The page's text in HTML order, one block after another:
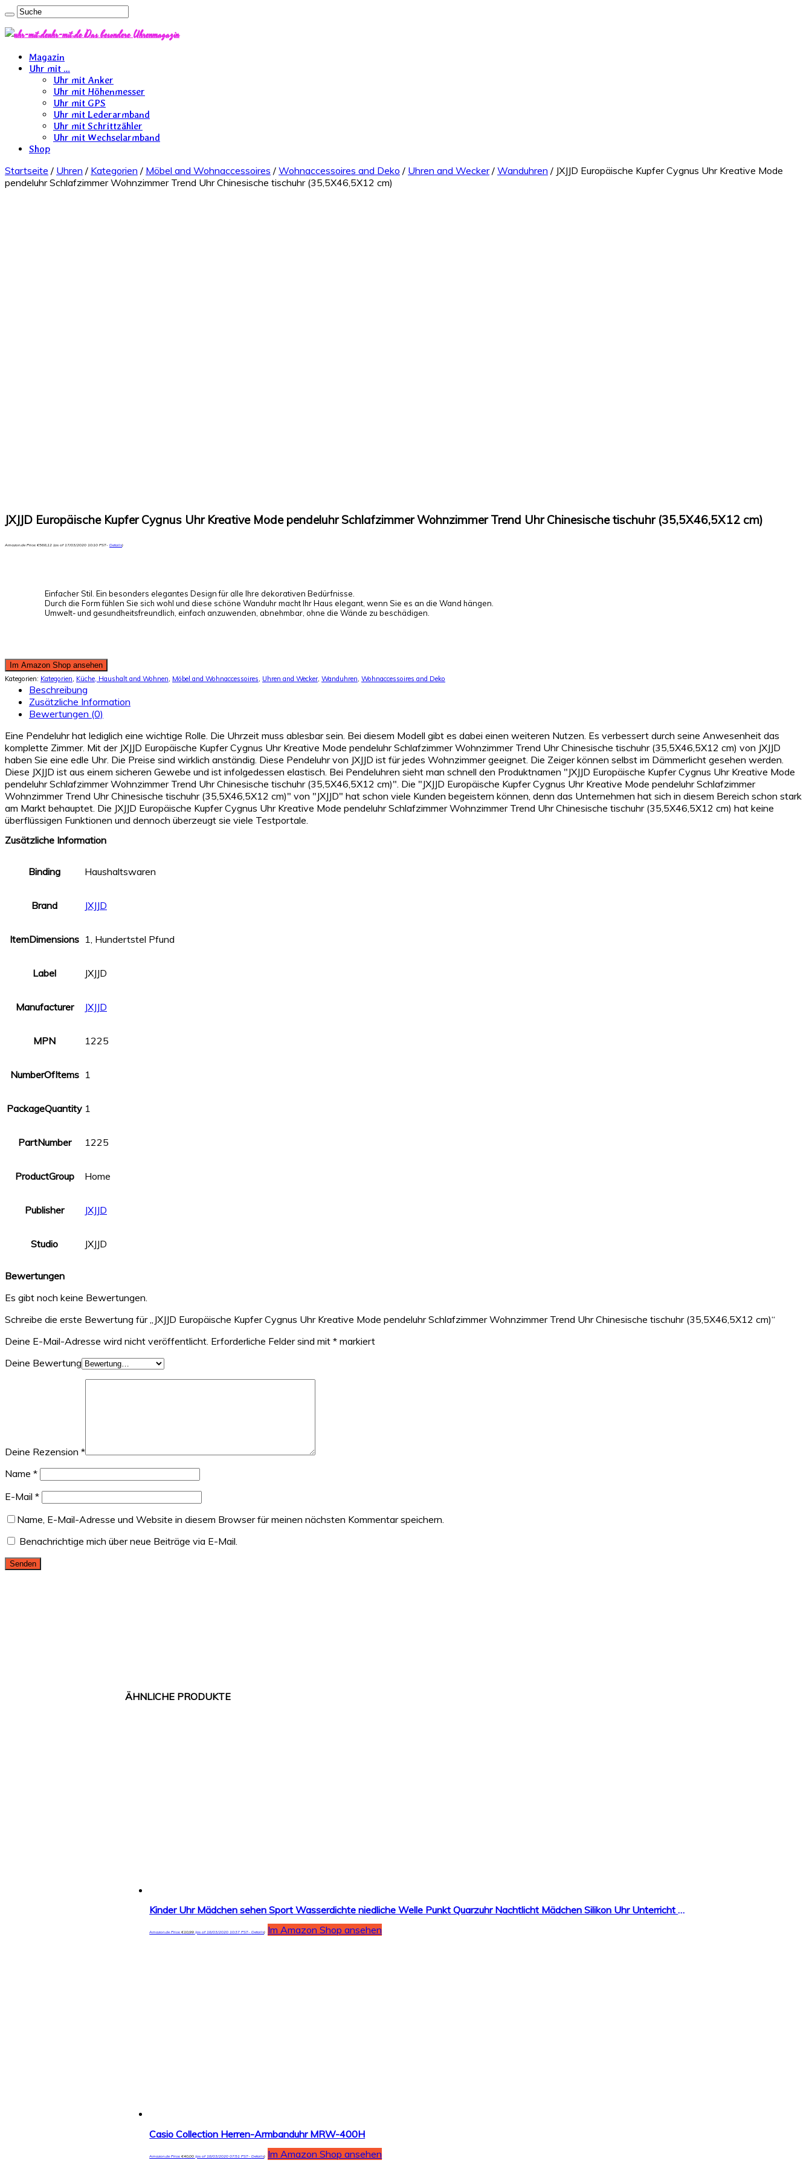
uhr-mit.de Das besondere Uhrenmagazin
Magazin
Uhr mit …
Uhr mit Anker
Uhr mit Höhenmesser
Uhr mit GPS
Uhr mit Lederarmband
Uhr mit Schrittzähler
Uhr mit Wechselarmband
Shop
Startseite / Uhren / Kategorien / Möbel and Wohnaccessoires / Wohnaccessoires and Deko / Uhren and Wecker/ Wanduhren / JXJJD Europäische Kupfer Cygnus Uhr Kreative Mode
pendeluhr Schlafzimmer Wohnzimmer Trend Uhr Chinesische tischuhr (35,5X46,5X12 cm)
JXJJD Europäische Kupfer Cygnus Uhr Kreative Mode pendeluhr Schlafzimmer Wohnzimmer Trend Uhr Chinesische tischuhr (35,5X46,5X12 cm)
Amazon.de Price:€568,12 (as of 17/03/2020 10:10 PST- Details)
Einfacher Stil. Ein besonders elegantes Design für alle Ihre dekorativen Bedürfnisse.
Durch die Form fühlen Sie sich wohl und diese schöne Wanduhr macht Ihr Haus elegant, wenn Sie es an die Wand hängen.
Umwelt- und gesundheitsfreundlich, einfach anzuwenden, abnehmbar, ohne die Wände zu beschädigen.
Im Amazon Shop ansehen
Kategorien: Kategorien Küche, Haushalt and Wohnen Möbel and Wohnaccessoires Uhren and Wecker, Wanduhren Wohnaccessoires and Deko
Beschreibung
Zusätzliche Information
Bewertungen (0)
Eine Pendeluhr hat lediglich eine wichtige Rolle. Die Uhrzeit muss ablesbar sein. Bei diesem Modell gibt es dabei einen weiteren Nutzen. Es verbessert durch seine Anwesenheit das
komplette Zimmer. Mit der JXJJD Europäische Kupfer Cygnus Uhr Kreative Mode pendeluhr Schlafzimmer Wohnzimmer Trend Uhr Chinesische tischuhr (35,5X46,5X12 cm) von JXJJD
haben Sie eine edle Uhr. Die Preise sind wirklich anständig. Diese Pendeluhr von JXJJD ist für jedes Wohnzimmer geeignet. Die Zeiger können selbst im Dämmerlicht gesehen werden.
Diese JXJJD ist aus einem sicheren Gewebe und ist infolgedessen elastisch. Bei Pendeluhren sieht man schnell den Produktnamen "JXJJD Europäische Kupfer Cygnus Uhr Kreative Mode
pendeluhr Schlafzimmer Wohnzimmer Trend Uhr Chinesische tischuhr (35,5X46,5X12 cm)". Die "JXJJD Europäische Kupfer Cygnus Uhr Kreative Mode pendeluhr Schlafzimmer
Wohnzimmer Trend Uhr Chinesische tischuhr (35,5X46,5X12 cm)" von "JXJJD" hat schon viele Kunden begeistern können, denn das Unternehmen hat sich in diesem Bereich schon stark
am Markt behauptet. Die JXJJD Europäische Kupfer Cygnus Uhr Kreative Mode pendeluhr Schlafzimmer Wohnzimmer Trend Uhr Chinesische tischuhr (35,5X46,5X12 cm) hat keine
überflüssigen Funktionen und dennoch überzeugt sie viele Testportale.
Zusätzliche Information
Binding Haushaltswaren
Brand JXJJD
ItemDimensions 1, Hundertstel Pfund
Label JXJJD
Manufacturer JXJJD
MPN 1225
NumberOfItems 1
PackageQuantity 1
PartNumber 1225
ProductGroup Home
Publisher JXJJD
Studio JXJJD
Bewertungen
Es gibt noch keine Bewertungen.
Schreibe die erste Bewertung für „JXJJD Europäische Kupfer Cygnus Uhr Kreative Mode pendeluhr Schlafzimmer Wohnzimmer Trend Uhr Chinesische tischuhr (35,5X46,5X12 cm)“
Deine E-Mail-Adresse wird nicht veröffentlicht. Erforderliche Felder sind mit * markiert
Deine Bewertung
Deine Rezension *
Name *
E-Mail *
Name, E-Mail-Adresse und Website in diesem Browser für meinen nächsten Kommentar speichern.
Benachrichtige mich über neue Beiträge via E-Mail.
Kinder Uhr Mädchen sehen Sport Wasserdichte niedliche Welle Punkt Quarzuhr Nachtlicht Mädchen Silikon Uhr Unterricht Uhr Kinder Geschenk
Amazon.de Price:€10,99 (as of 18/03/2020 10:37 PST-Details) Im Amazon Shop ansehen
Casio Collection Herren-Armbanduhr MRW-400H
Amazon.de Price:€40,00 (as of 18/03/2020 07:51 PST-Details) Im Amazon Shop ansehen